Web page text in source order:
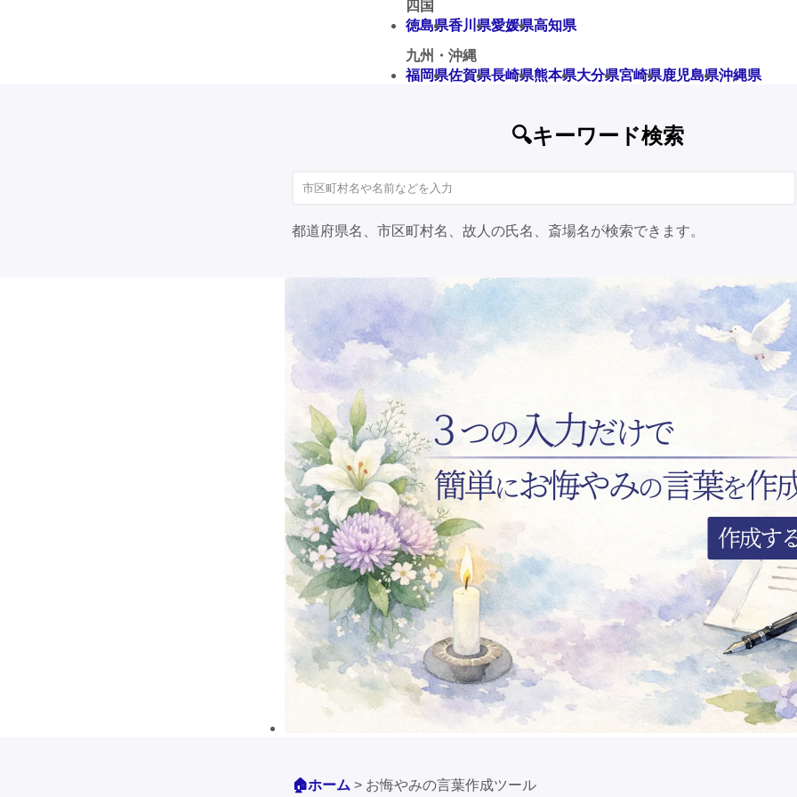
四国
徳島県香川県愛媛県高知県
九州・沖縄
福岡県佐賀県長崎県熊本県大分県宮崎県鹿児島県沖縄県
🔍キーワード検索
都道府県名、市区町村名、故人の氏名、斎場名が検索できます。
🏠ホーム > お悔やみの言葉作成ツール